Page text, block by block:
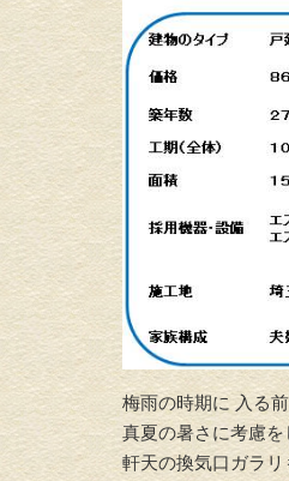
梅雨の時期に 入る
真夏の暑さに考慮を
軒天の換気口ガラリ